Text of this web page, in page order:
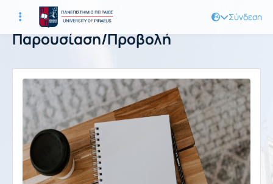
Σύνδεση
Παρουσίαση/Προβολή